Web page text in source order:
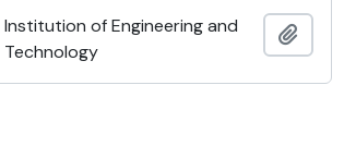
Institution of Engineering and
Technology